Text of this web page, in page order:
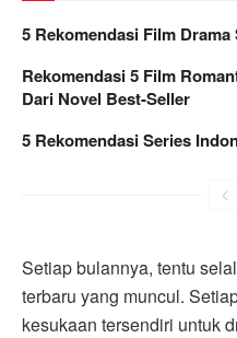
5 Rekomendasi Film
Rekomendasi 5 Film
Dari Novel Best-Seller
5 Rekomendasi Series
Setiap bulannya, tentu
terbaru yang muncul.
kesukaan tersendiri untuk